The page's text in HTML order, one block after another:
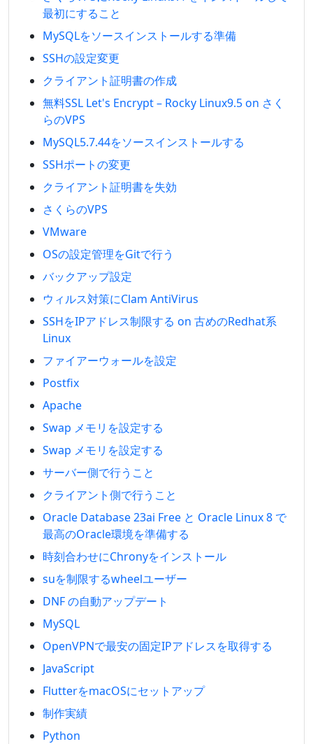
最初にすること
MySQLをソースインストールする準備
SSHの設定変更
クライアント証明書の作成
無料SSL Let's Encrypt – Rocky Linux9.5 on さく
らのVPS
MySQL5.7.44をソースインストールする
SSHポートの変更
クライアント証明書を失効
さくらのVPS
VMware
OSの設定管理をGitで行う
バックアップ設定
ウィルス対策にClam AntiVirus
SSHをIPアドレス制限する on 古めのRedhat系
Linux
ファイアーウォールを設定
Postfix
Apache
Swap メモリを設定する
Swap メモリを設定する
サーバー側で行うこと
クライアント側で行うこと
Oracle Database 23ai Free と Oracle Linux 8 で
最高のOracle環境を準備する
時刻合わせにChronyをインストール
suを制限するwheelユーザー
DNF の自動アップデート
MySQL
OpenVPNで最安の固定IPアドレスを取得する
JavaScript
FlutterをmacOSにセットアップ
制作実績
Python